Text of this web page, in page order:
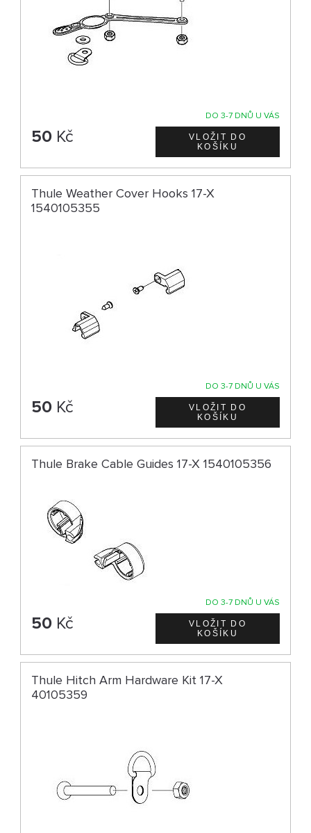
DO 3-7 DNŮ U VÁS
50 Kč
Thule Weather Cover Hooks 17-X
1540105355
DO 3-7 DNŮ U VÁS
50 Kč
Thule Brake Cable Guides 17-X 1540105356
DO 3-7 DNŮ U VÁS
50 Kč
Thule Hitch Arm Hardware Kit 17-X
40105359